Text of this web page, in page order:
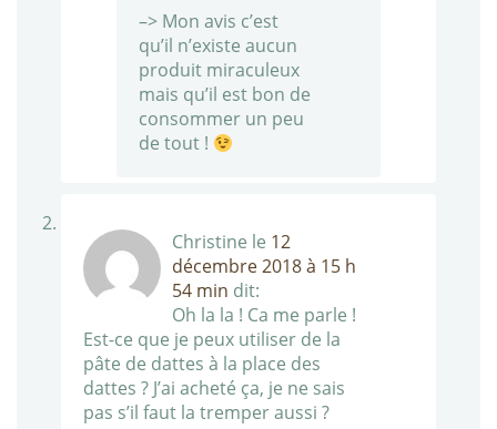
–> Mon avis c’est
qu’il n’existe aucun
produit miraculeux
mais qu’il est bon de
consommer un peu
de tout !
Christine le 12
décembre 2018 à 15 h
54 min dit:
Oh la la ! Ca me parle !
Est-ce que je peux utiliser de la
pâte de dattes à la place des
dattes ? J’ai acheté ça, je ne sais
pas s’il faut la tremper aussi ?